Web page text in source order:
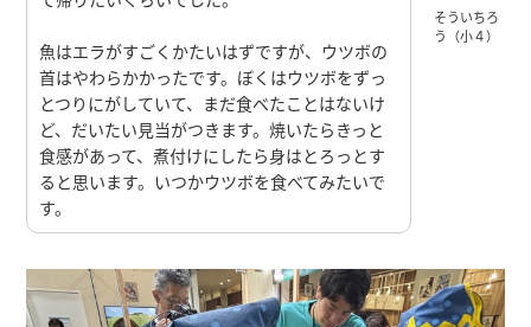
そういちろ
う（小４）
魚はエラがすごくかたいはずですが、ウツボの
首はやわらかかったです。ぼくはウツボをずっ
とつりにがしていて、まだ食べたことはないけ
ど、だいたい見当がつきます。焼いたらきっと
食感があって、煮付けにしたら身はとろっとす
ると思います。いつかウツボを食べてみたいで
す。